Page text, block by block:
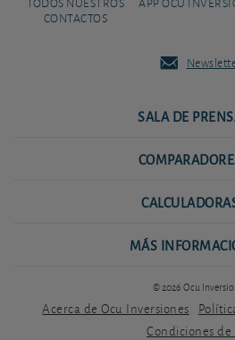
CONTACTOS
SALA DE
MÁS
© 2026 Ocu
Acerca de Ocu Inversiones
Condiciones de